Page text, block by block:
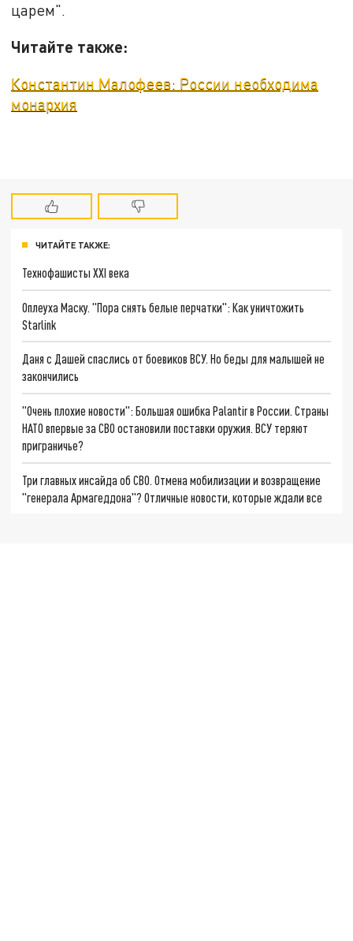
царем".
Читайте также:
Константин Малофеев: России необходима
монархия
ЧИТАЙТЕ ТАКЖЕ:
Технофашисты XXI века
Оплеуха Маску. "Пора снять белые перчатки": Как уничтожить
Starlink
Даня с Дашей спаслись от боевиков ВСУ. Но беды для малышей не
закончились
"Очень плохие новости": Большая ошибка Palantir в России. Страны
НАТО впервые за СВО остановили поставки оружия. ВСУ теряют
приграничье?
Три главных инсайда об СВО. Отмена мобилизации и возвращение
"генерала Армагеддона"? Отличные новости, которые ждали все